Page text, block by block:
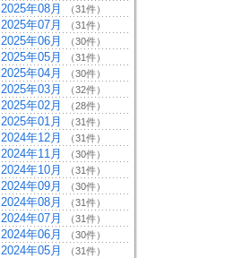
2025年08月 （31件）
2025年07月 （31件）
2025年06月 （30件）
2025年05月 （31件）
2025年04月 （30件）
2025年03月 （32件）
2025年02月 （28件）
2025年01月 （31件）
2024年12月 （31件）
2024年11月 （30件）
2024年10月 （31件）
2024年09月 （30件）
2024年08月 （31件）
2024年07月 （31件）
2024年06月 （30件）
2024年05月 （31件）